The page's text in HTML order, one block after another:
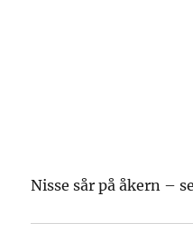
Nisse sår på åkern –